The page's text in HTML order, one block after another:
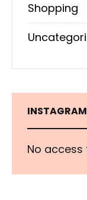
Shopping
INSTAGRAM
No access